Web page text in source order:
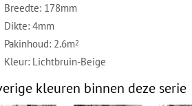
Breedte: 178mm
Dikte: 4mm
Pakinhoud: 2.6m2
Kleur: Lichtbruin-Beige
kleuren binnen deze serie